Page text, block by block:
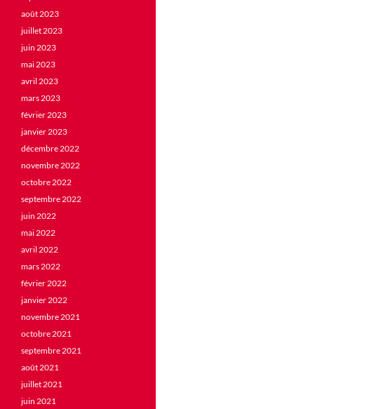
août 2023
juillet 2023
juin 2023
mai 2023
avril 2023
mars 2023
février 2023
janvier 2023
décembre 2022
novembre 2022
octobre 2022
septembre 2022
juin 2022
mai 2022
avril 2022
mars 2022
février 2022
janvier 2022
novembre 2021
octobre 2021
septembre 2021
août 2021
juillet 2021
juin 2021